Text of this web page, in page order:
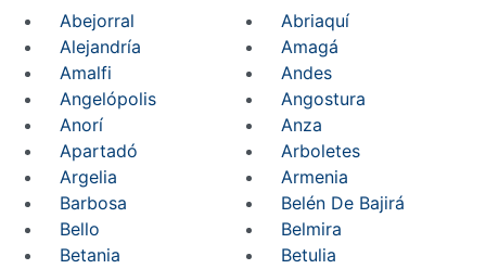
Abejorral
Abriaquí
Alejandría
Amagá
Amalfi
Andes
Angelópolis
Angostura
Anorí
Anza
Apartadó
Arboletes
Argelia
Armenia
Barbosa
Belén De Bajirá
Bello
Belmira
Betania
Betulia